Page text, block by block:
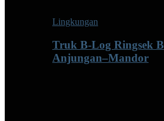
Lingkungan
Truk B-Log Ringsek
Anjungan–Mandor